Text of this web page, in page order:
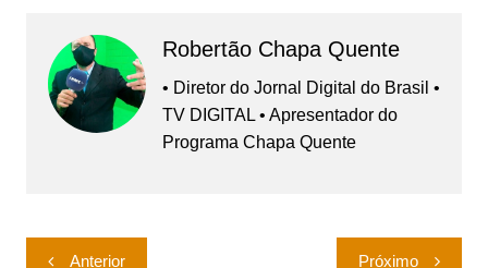
Robertão Chapa Quente
• Diretor do Jornal Digital do Brasil •
TV DIGITAL • Apresentador do
Programa Chapa Quente
Navegação
Anterior Próximo